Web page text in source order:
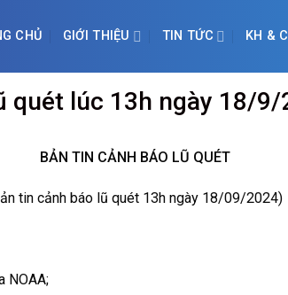
CHỦ GIỚI THIỆU TIN TỨC KH &
quét lúc 13h ngày 18/9/
BẢN TIN CẢNH BÁO LŨ QUÉT
tin cảnh báo lũ quét 13h ngày 18/09/2024)